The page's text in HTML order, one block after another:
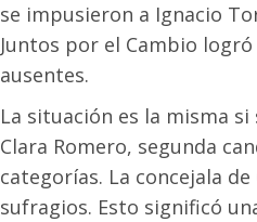
se impusieron a Ignacio
Juntos por el Cambio logró
ausentes.
La situación es la misma
Clara Romero, segunda
categorías. La concejala
sufragios. Esto significó